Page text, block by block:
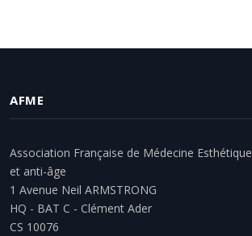
AFME
Association Française de Médecine Esthétique
et anti-âge
1 Avenue Neil ARMSTRONG
HQ - BAT C - Clément Ader
CS 10076